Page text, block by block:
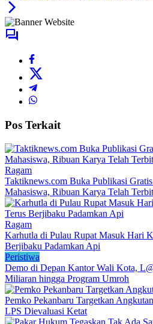
Pos Terkait
Ragam
Taktiknews.com Buka Publikasi
Mahasiswa, Ribuan Karya Telah Terbit
Ragam
Karhutla di Pulau Rupat Masuk Hari
Berjibaku Padamkan Api
Peristiwa
Demo di Depan Kantor Wali Kota,
Miliaran hingga Program Umroh
Pemko Pekanbaru Targetkan
LPS Dievaluasi Ketat